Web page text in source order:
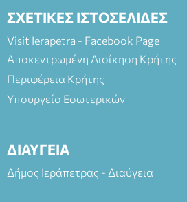
ΣΧΕΤΙΚΕΣ ΙΣΤΟΣΕΛΙΔΕΣ
Visit Ierapetra - Facebook Page
Αποκεντρωμένη Διοίκηση Κρήτης
Περιφέρεια Κρήτης
Υπουργείο Εσωτερικών
ΔΙΑΥΓΕΙΑ
Δήμος Ιεράπετρας - Διαύγεια